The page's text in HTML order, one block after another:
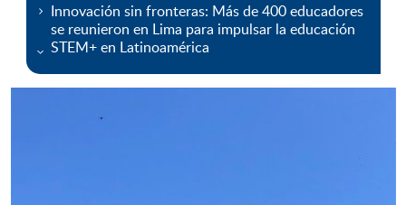
Innovación sin fronteras: Más de 400 educadores
se reunieron en Lima para impulsar la educación
STEM+ en Latinoamérica